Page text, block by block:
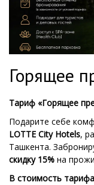
Горящее
Тариф «Горящее
Подарите себе
LOTTE City Hotels,
Ташкента.
скидку 15% на
В стоимость